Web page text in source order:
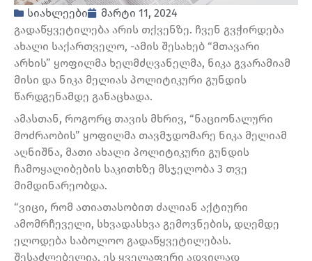
სიახლეები
მარტი 11, 2024
გადაწყვეტილება არის თქვენზე. ჩვენ გვჭირდება
ახალი საქართველო, -ამის შესახებ “მთავარი
არხის” ყოფილმა ხელმძღვანელმა, ნიკა გვარამიამ
მისი და ნიკა მელიას პოლიტიკური გუნდის
წარდგენამდე განაცხადა.
ამასთან, როგორც თავის მხრივ, “ნაციონალური
მოძრაობის” ყოფილმა თავმჯდომარე ნიკა მელიამ
აღნიშნა, მათი ახალი პოლიტიკური გუნდის
ჩამოყალიბების საკითხზე მსჯელობა 3 თვე
მიმდინარეობდა.
“ვიცი, რომ ათიათასობით ძალიან აქტიური
ამომრჩეველი, სხვადასხვა გემოვნების, დღემდე
ელოდება საბოლოო გადაწყვეტილებას.
შესაძლებელია, ეს ყველაფერი ადვილად